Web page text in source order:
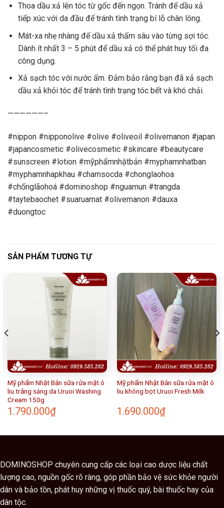
Thoa dầu xả lên tóc từ gốc đến ngọn. Tránh để dầu xả
tiếp xúc với da đầu để tránh tình trạng bí lỗ chân lông.
Mát-xa nhẹ nhàng để dầu xả thấm sâu vào từng sợi tóc.
Dành ít nhất 3 – 5 phút để dầu xả có thể phát huy tối đa
công dụng.
Xả sạch tóc với nước ấm. Đảm bảo rằng bạn đã xả sạch
dầu xả khỏi tóc để tránh tình trạng tóc bết và khó chải.
——————–
#nippon #nipponolive #olive #oliveoil #olivemanon #japan
#japancosmetic #olivecosmetic #skincare #beautycare
#sunscreen #lotion #mỹphẩmnhậtbản #myphamnhatban
#myphamnhapkhau #chamsocda #chonglaohoa
#chốnglãohoá #dominoshop #nguamun #trangda
#taytebaochet #suaruamat #olivemanon #dauxa
#duongtoc
SẢN PHẨM TƯƠNG TỰ
Mỹ phẩm Nhật Bản sữa rửa mặt ô
liu trắng sáng da Uruoi Washing
Cream 150g
1.790.000₫
Mỹ phẩm Nhật Bản sữa rửa mặt ô
liu không bọt Uruoi Fresh Milk
1.690.000₫
DOMINOSHOP chuyên cung cấp các loại cao dược liệu chất
lượng cao, nguồn gốc rõ ràng, góp phần bảo vệ sức khỏe người
dân và bảo tồn, phát huy những vị thuốc quý, bài thuốc hay của
dân tộc.